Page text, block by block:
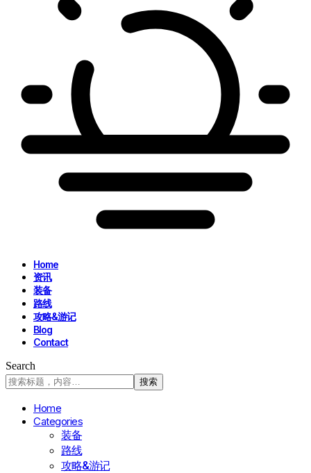
Home
资讯
装备
路线
攻略&游记
Blog
Contact
Search
Home
Categories
装备
路线
攻略&游记